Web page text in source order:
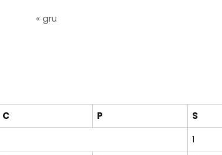
« gru
C P S
1